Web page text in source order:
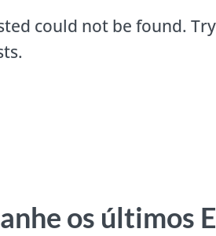
could not be found.
os últimos